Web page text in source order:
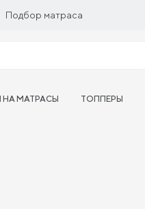
Подбор матраса
НА МАТРАСЫ ТОППЕРЫ